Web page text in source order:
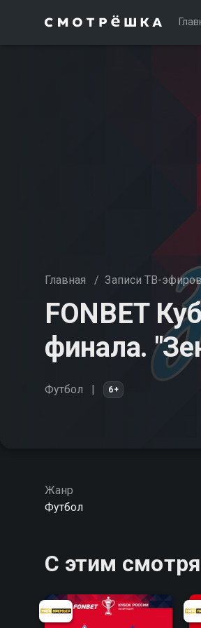
Главная / Записи ТВ-эфиров
FONBET
финала.
Футбол 6+
Жанр
Футбол
С этим